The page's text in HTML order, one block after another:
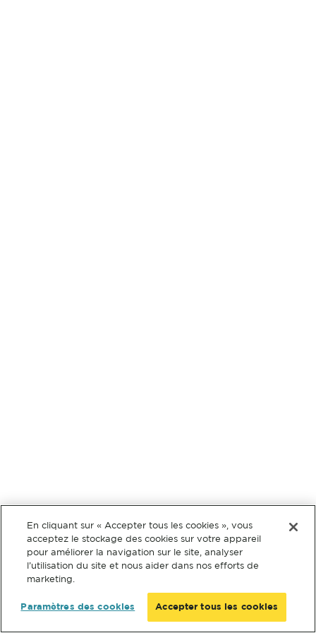
En cliquant sur « Accepter tous les cookies », vous
acceptez le stockage des cookies sur votre appareil
pour améliorer la navigation sur le site, analyser
l’utilisation du site et nous aider dans nos efforts de
marketing.
Paramètres des cookies Accepter tous les cookies